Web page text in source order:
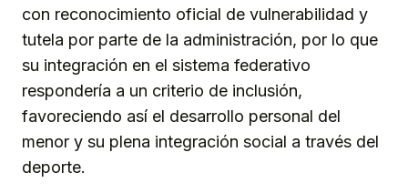
con reconocimiento oficial de vulnerabilidad y
tutela por parte de la administración, por lo que
su integración en el sistema federativo
respondería a un criterio de inclusión,
favoreciendo así el desarrollo personal del
menor y su plena integración social a través del
deporte.